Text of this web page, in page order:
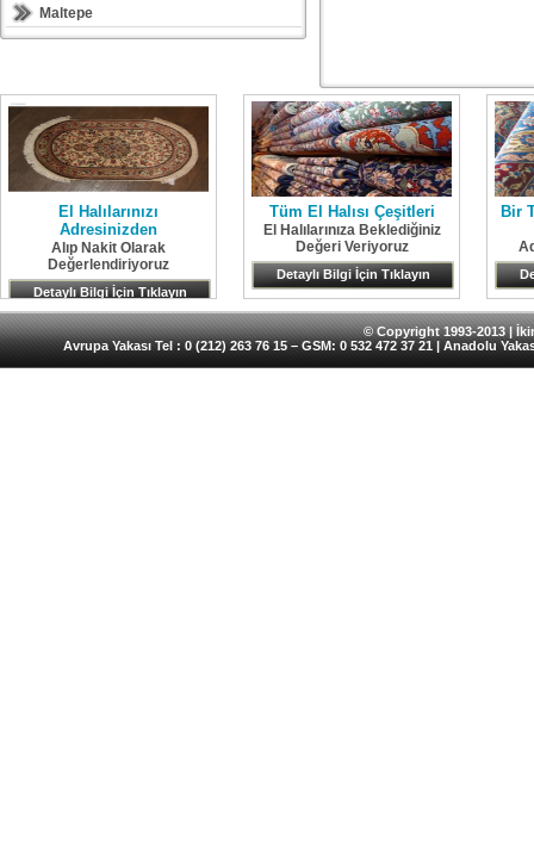
Maltepe
El Halılarınızı
Adresinizden
Alıp Nakit Olarak
Değerlendiriyoruz
Detaylı Bilgi İçin Tıklayın
Tüm El Halısı Çeşitleri
El Halılarınıza Beklediğiniz
Değeri Veriyoruz
Detaylı Bilgi İçin Tıklayın
Bir
© Copyright 1993-2013 |
Avrupa Yakası Tel : 0 (212) 263 76 15 – GSM: 0 532 472 37 21 | Anadolu